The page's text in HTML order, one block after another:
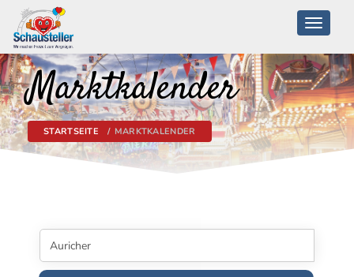
Toggle
Marktkalender
STARTSEITE MARKTKALENDER